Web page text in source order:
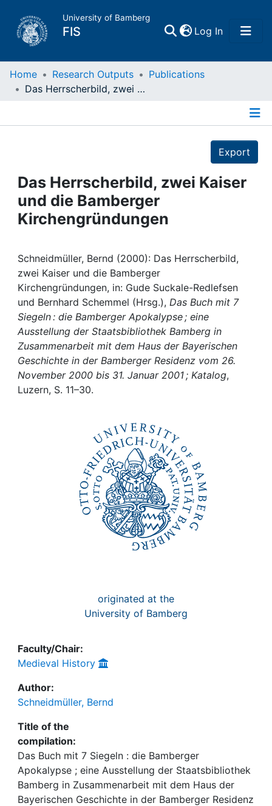
University of Bamberg
FIS Log In(current)
Home
Projects
People
Awards
My FIS
Help
Home Research Outputs
Publications
Das Herrscherbild, zwei Kaiser und die Bamberger Kirchengründungen
Export
Das Herrscherbild, zwei Kaiser
und die Bamberger
Kirchengründungen
Schneidmüller, Bernd (2000): Das Herrscherbild,
zwei Kaiser und die Bamberger
Kirchengründungen, in: Gude Suckale-Redlefsen
und Bernhard Schemmel (Hrsg.), Das Buch mit 7
Siegeln : die Bamberger Apokalypse ; eine
Ausstellung der Staatsbibliothek Bamberg in
Zusammenarbeit mit dem Haus der Bayerischen
Geschichte in der Bamberger Residenz vom 26.
November 2000 bis 31. Januar 2001 ; Katalog,
Luzern, S. 11–30.
originated at the
University of Bamberg
Faculty/Chair:
Medieval History
Author:
Schneidmüller, Bernd
Title of the
compilation:
Das Buch mit 7 Siegeln : die Bamberger
Apokalypse ; eine Ausstellung der Staatsbibliothek
Bamberg in Zusammenarbeit mit dem Haus der
Bayerischen Geschichte in der Bamberger Residenz